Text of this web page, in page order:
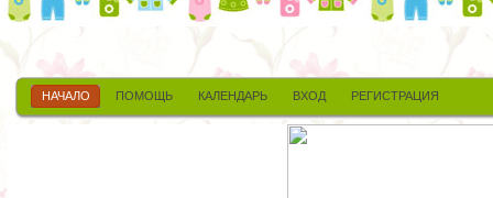
НАЧАЛО ПОМОЩЬ КАЛЕНДАРЬ ВХОД РЕГИСТРАЦИЯ